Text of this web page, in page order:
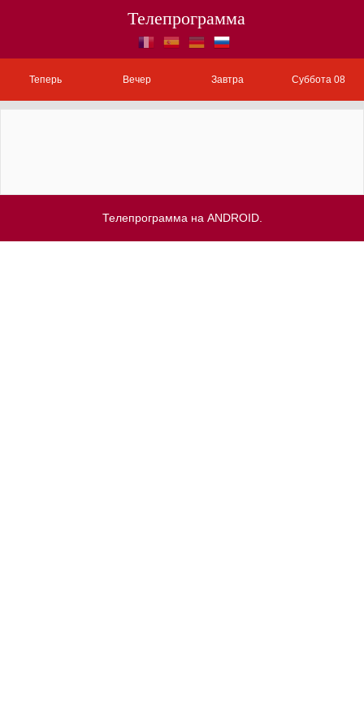
Телепрограмма
Теперь Вечер Завтра Суббота 08
Телепрограмма на ANDROID.